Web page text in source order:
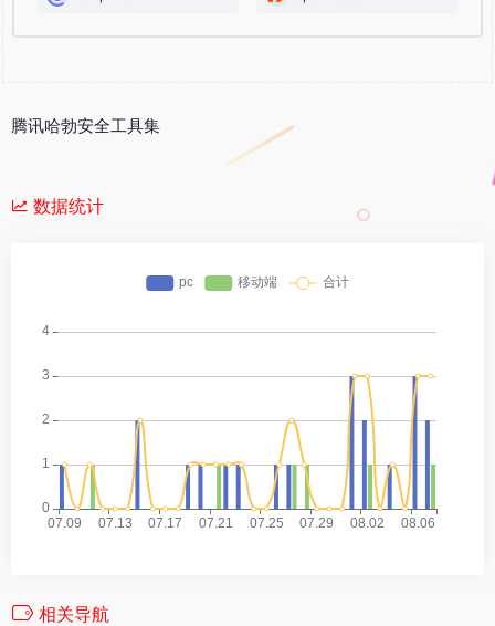
腾讯哈勃安全工具集
数据统计
相关导航